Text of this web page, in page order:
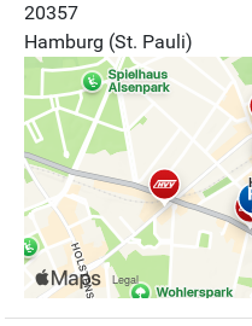
20357
Hamburg (St. Pauli)